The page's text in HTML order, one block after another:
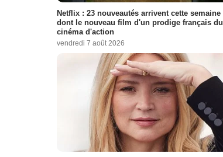
Netflix : 23 nouveautés arrivent cette semaine
dont le nouveau film d'un prodige français du
cinéma d'action
vendredi 7 août 2026